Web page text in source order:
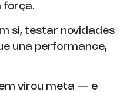
força.
si, testar novidades
una performance,
virou meta — e